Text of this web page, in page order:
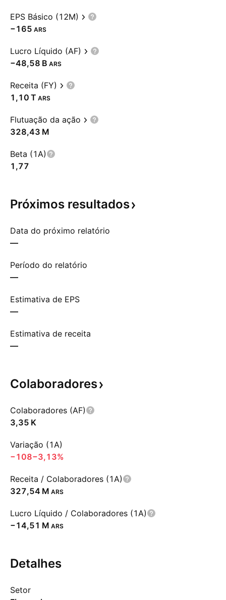
EPS Básico (12M)
−165 ARS
Lucro Líquido (AF)
‪−48,58 B‬ ARS
Receita (FY)
‪1,10 T‬ ARS
Flutuação da ação
‪328,43 M‬
Beta (1A)
1,77
Próximos resultados
Data do próximo relatório
—
Período do relatório
—
Estimativa de EPS
—
Estimativa de receita
—
Colaboradores
Colaboradores (AF)
‪3,35 K‬
Variação (1A)
−108−3,13%
Receita / Colaboradores (1A)
‪327,54 M‬ ARS
Lucro Líquido / Colaboradores (1A)
‪−14,51 M‬ ARS
Detalhes
Setor